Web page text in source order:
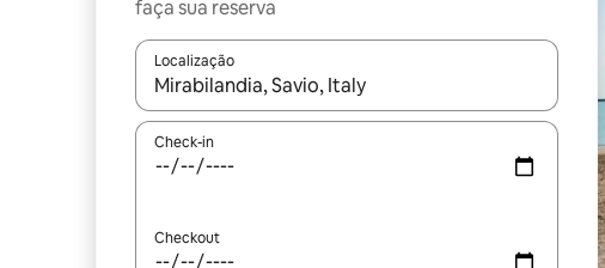
faça sua reserva
Localização
Quando os resultados estiverem disponíveis, explore-os
Check-in
Checkout